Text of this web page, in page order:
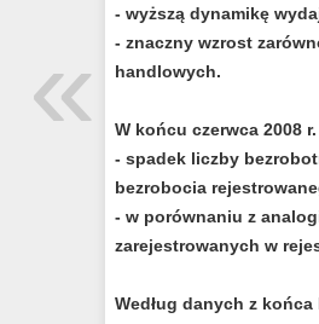
- wyższą dynamikę
- znaczny wzrost
handlowych.
W końcu czerwca 2008
- spadek liczby
bezrobocia
- w porównaniu z
zarejestrowanych w
Według danych z
«